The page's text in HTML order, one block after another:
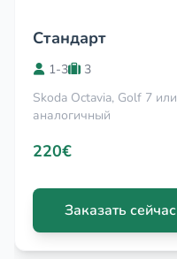
Стандарт
1-3
3
Skoda Octavia, Golf 7 или
аналогичный
220€
Заказать сейчас